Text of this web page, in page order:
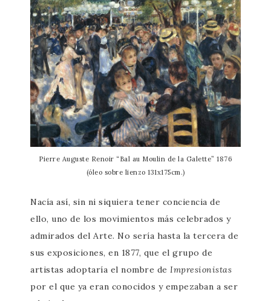
Pierre Auguste Renoir “Bal au Moulin de la Galette” 1876
(óleo sobre lienzo 131x175cm.)
Nacía así, sin ni siquiera tener conciencia de
ello, uno de los movimientos más celebrados y
admirados del Arte. No sería hasta la tercera de
sus exposiciones, en 1877, que el grupo de
artistas adoptaría el nombre de Impresionistas
por el que ya eran conocidos y empezaban a ser